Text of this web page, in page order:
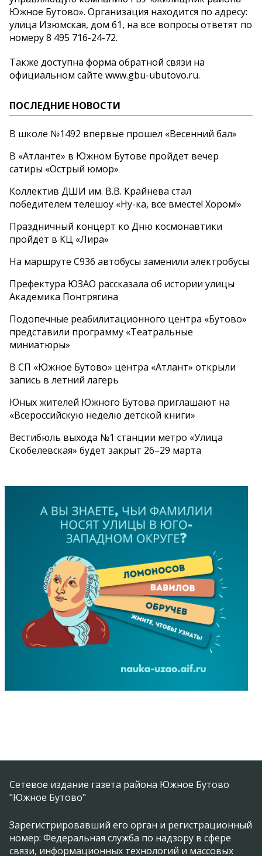
Южное Бутово». Организация находится по адресу:
улица Изюмская, дом 61, на все вопросы ответят по
номеру 8 495 716-24-72.
Также доступна форма обратной связи на
официальном сайте www.gbu-ubutovo.ru.
ПОСЛЕДНИЕ НОВОСТИ
В школе №1492 впервые прошел «Весенний бал»
В «Атланте» в Южном Бутове пройдет вечер
сатиры «Острый юмор»
Коллектив ДШИ им. В.В. Крайнева стал
победителем телешоу «Ну-ка, все вместе! Хором!»
Праздничный концерт ко Дню космонавтики
пройдёт в КЦ «Лира»
На маршруте С936 автобусы заменили электробусы
Префектура ЮЗАО рассказала об истории улицы
Академика Понтрягина
Подопечные реабилитационного центра «Бутово»
представили программу «Театральные
миниатюры»
В СП «Южное Бутово» центра «Атлант» открыли
запись в летний лагерь
Юных жителей Южного Бутова приглашают на
«Всероссийскую неделю детской книги»
Вестибюль выхода №1 станции метро «Улица
Скобелевская» будет закрыт 26–29 марта
Сетевое издание газета района Южное Бутово
"Южное Бутово"
Зарегистрировавший его орган и регистрационный
номер: Федеральная служба по надзору в сфере
связи, информационных технологий и массовых